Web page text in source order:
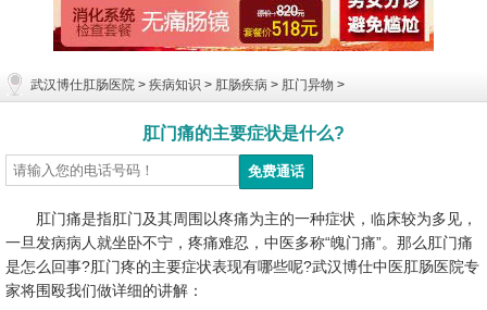
武汉博仕肛肠医院 > 疾病知识 > 肛肠疾病 > 肛门异物 >
肛门痛的主要症状是什么?
肛门痛是指肛门及其周围以疼痛为主的一种症状，临床较为多见，
一旦发病病人就坐卧不宁，疼痛难忍，中医多称“魄门痛”。那么肛门痛
是怎么回事?肛门疼的主要症状表现有哪些呢?武汉博仕中医肛肠医院专
家将围殴我们做详细的讲解：